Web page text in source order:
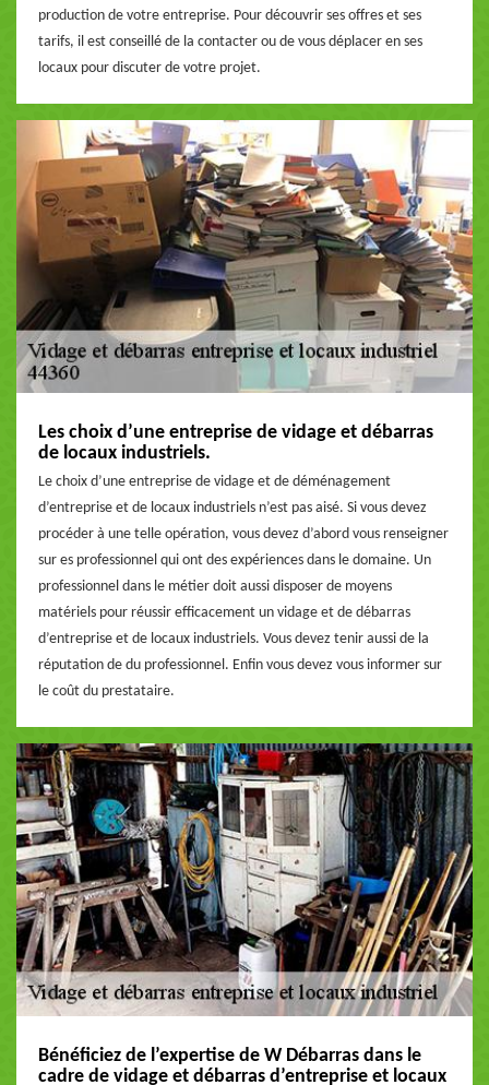
production de votre entreprise. Pour découvrir ses offres et ses
tarifs, il est conseillé de la contacter ou de vous déplacer en ses
locaux pour discuter de votre projet.
Les choix d’une entreprise de vidage et débarras
de locaux industriels.
Le choix d’une entreprise de vidage et de déménagement
d’entreprise et de locaux industriels n’est pas aisé. Si vous devez
procéder à une telle opération, vous devez d’abord vous renseigner
sur es professionnel qui ont des expériences dans le domaine. Un
professionnel dans le métier doit aussi disposer de moyens
matériels pour réussir efficacement un vidage et de débarras
d’entreprise et de locaux industriels. Vous devez tenir aussi de la
réputation de du professionnel. Enfin vous devez vous informer sur
le coût du prestataire.
Bénéficiez de l’expertise de W Débarras dans le
cadre de vidage et débarras d’entreprise et locaux